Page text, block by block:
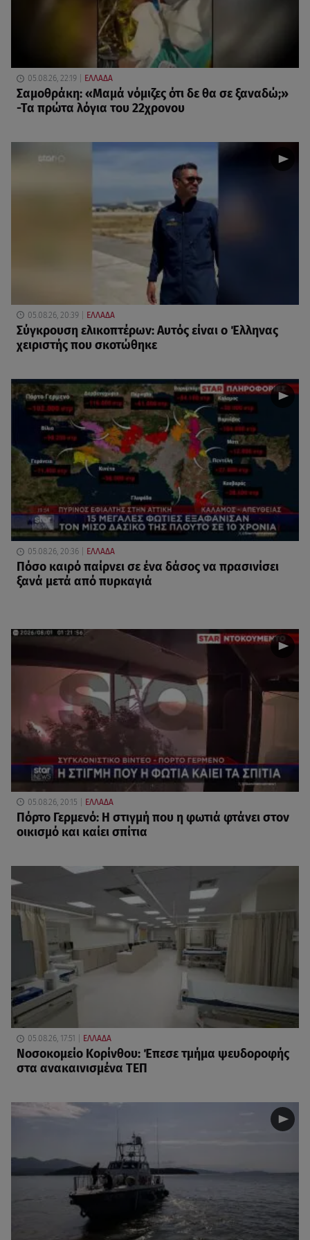
05.08.26, 22:19 ΕΛΛΑΔΑ
Σαμοθράκη: «Μαμά νόμιζες ότι δε θα σε ξαναδώ;»
-Τα πρώτα λόγια του 22χρονου
05.08.26, 20:39 ΕΛΛΑΔΑ
Σύγκρουση ελικοπτέρων: Αυτός είναι ο Έλληνας
χειριστής που σκοτώθηκε
05.08.26, 20:36 ΕΛΛΑΔΑ
Πόσο καιρό παίρνει σε ένα δάσος να πρασινίσει
ξανά μετά από πυρκαγιά
05.08.26, 20:15 ΕΛΛΑΔΑ
Πόρτο Γερμενό: Η στιγμή που η φωτιά φτάνει στον
οικισμό και καίει σπίτια
05.08.26, 17:51 ΕΛΛΑΔΑ
Νοσοκομείο Κορίνθου: Έπεσε τμήμα ψευδοροφής
στα ανακαινισμένα ΤΕΠ